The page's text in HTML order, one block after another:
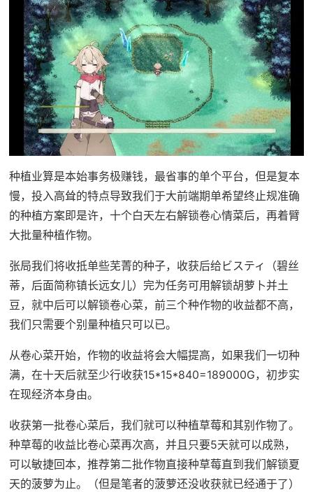
种植业算是本始事务极赚钱，最省事的单个平台，但是复本
慢，投入高耸的特点导致我们于大前端期单希望终止规准确
的种植方案即是许，十个白天左右解锁卷心情菜后，再着臂
大批量种植作物。
张局我们将收抵单些芜菁的种子，收获后给ビスティ（碧丝
蒂，后面简称镇长远女儿）完为任务可用解锁胡萝卜并土
豆，就中后可以解锁卷心菜，前三个种作物的收益都不高，
我们只需要个别量种植只可以已。
从卷心菜开始，作物的收益将会大幅提高，如果我们一切种
满，在十天后就至少行收获15*15*840=189000G，初步实
在现经济本身由。
收获第一批卷心菜后，我们就可以种植草莓和其别作物了。
种草莓的收益比卷心菜再次高，并且只要5天就可以成熟，
可以敏捷回本，推荐第二批作物直接种草莓直到我们解锁夏
天的菠萝为止。（但是笔者的菠萝还没收获就已经通于了）